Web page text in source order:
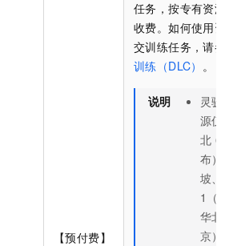
【预付费】
任务，按专有资
收费。如何使用
交训练任务，请参
训练（DLC） 。
说明
灵骏
源仅
北 6
布）
坡、
1（
华北
京）